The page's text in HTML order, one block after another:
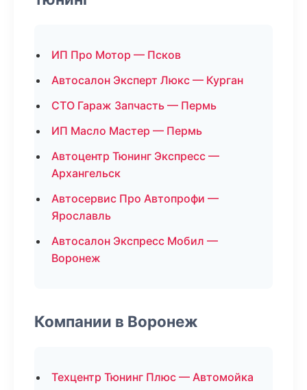
ИП Про Мотор — Псков
Автосалон Эксперт Люкс — Курган
СТО Гараж Запчасть — Пермь
ИП Масло Мастер — Пермь
Автоцентр Тюнинг Экспресс —
Архангельск
Автосервис Про Автопрофи —
Ярославль
Автосалон Экспресс Мобил —
Воронеж
Компании в Воронеж
Техцентр Тюнинг Плюс — Автомойка